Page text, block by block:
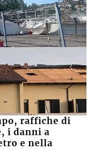
raffiche di
i danni a
e nella